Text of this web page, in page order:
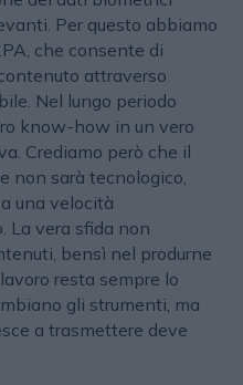
Per questo abbiamo
che consente di
attraverso
Nel lungo periodo
know-how in un vero
Crediamo però che il
non sarà tecnologico,
una velocità
La vera sfida non
bensì nel produrne
resta sempre lo
gli strumenti, ma
a trasmettere deve